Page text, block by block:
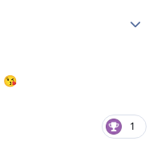
😘
1